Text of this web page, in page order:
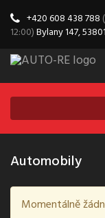
+420 608 438 788
12:00)Bylany 147, 53801
Automobily
Momentálně